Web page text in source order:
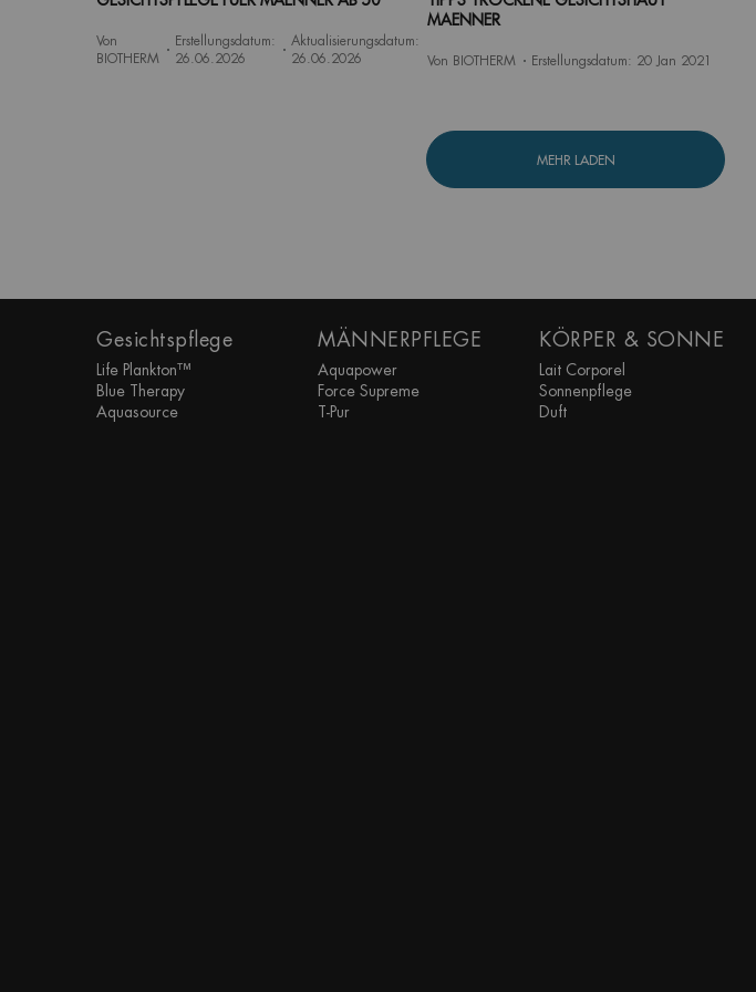
Von
BIOTHERM
Erstellungsdatum:
26.06.2026
Aktualisierungsdatum:
26.06.2026
MAENNER
Von BIOTHERM Erstellungsdatum: 20 Jan 2021
MEHR LADEN
Gesichtspflege
Life Plankton™
Blue Therapy
Aquasource
MÄNNERPFLEGE
Aquapower
Force Supreme
T-Pur
KÖRPER & SONNE
Lait Corporel
Sonnenpflege
Duft